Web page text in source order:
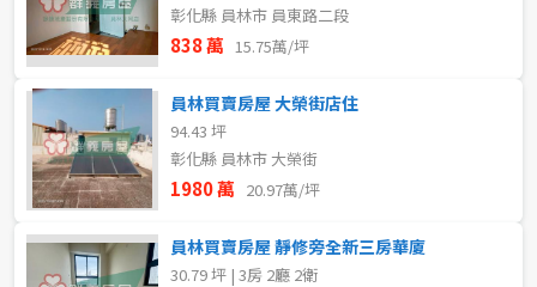
彰化縣 員林市 員東路二段
838 萬 15.75萬/坪
員林買賣房屋 大榮街店住
94.43 坪
彰化縣 員林市 大榮街
1980 萬 20.97萬/坪
員林買賣房屋 靜修旁全新三房華廈
30.79 坪 | 3房 2廳 2衛